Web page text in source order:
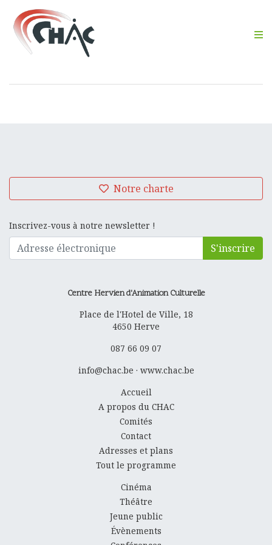
Notre charte
Inscrivez-vous à notre newsletter !
S'inscrire
Centre Hervien d'Animation Culturelle
Place de l'Hotel de Ville, 18
4650 Herve
087 66 09 07
info@chac.be · www.chac.be
Accueil
A propos du CHAC
Comités
Contact
Adresses et plans
Tout le programme
Cinéma
Théâtre
Jeune public
Évènements